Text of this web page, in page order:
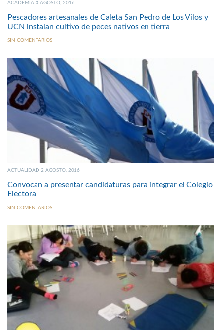
ACADEMIA 3 AGOSTO, 2016
Pescadores artesanales de Caleta San Pedro de Los Vilos y
UCN instalan cultivo de peces nativos en tierra
SIN COMENTARIOS
ACTUALIDAD 2 AGOSTO, 2016
Convocan a presentar candidaturas para integrar el Colegio
Electoral
SIN COMENTARIOS